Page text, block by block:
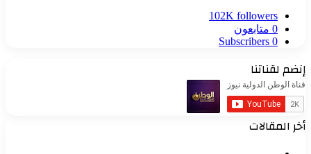
102K followers
0 متابعون
0
Subscribers
إنضم لقناتنا
أخر المقالات